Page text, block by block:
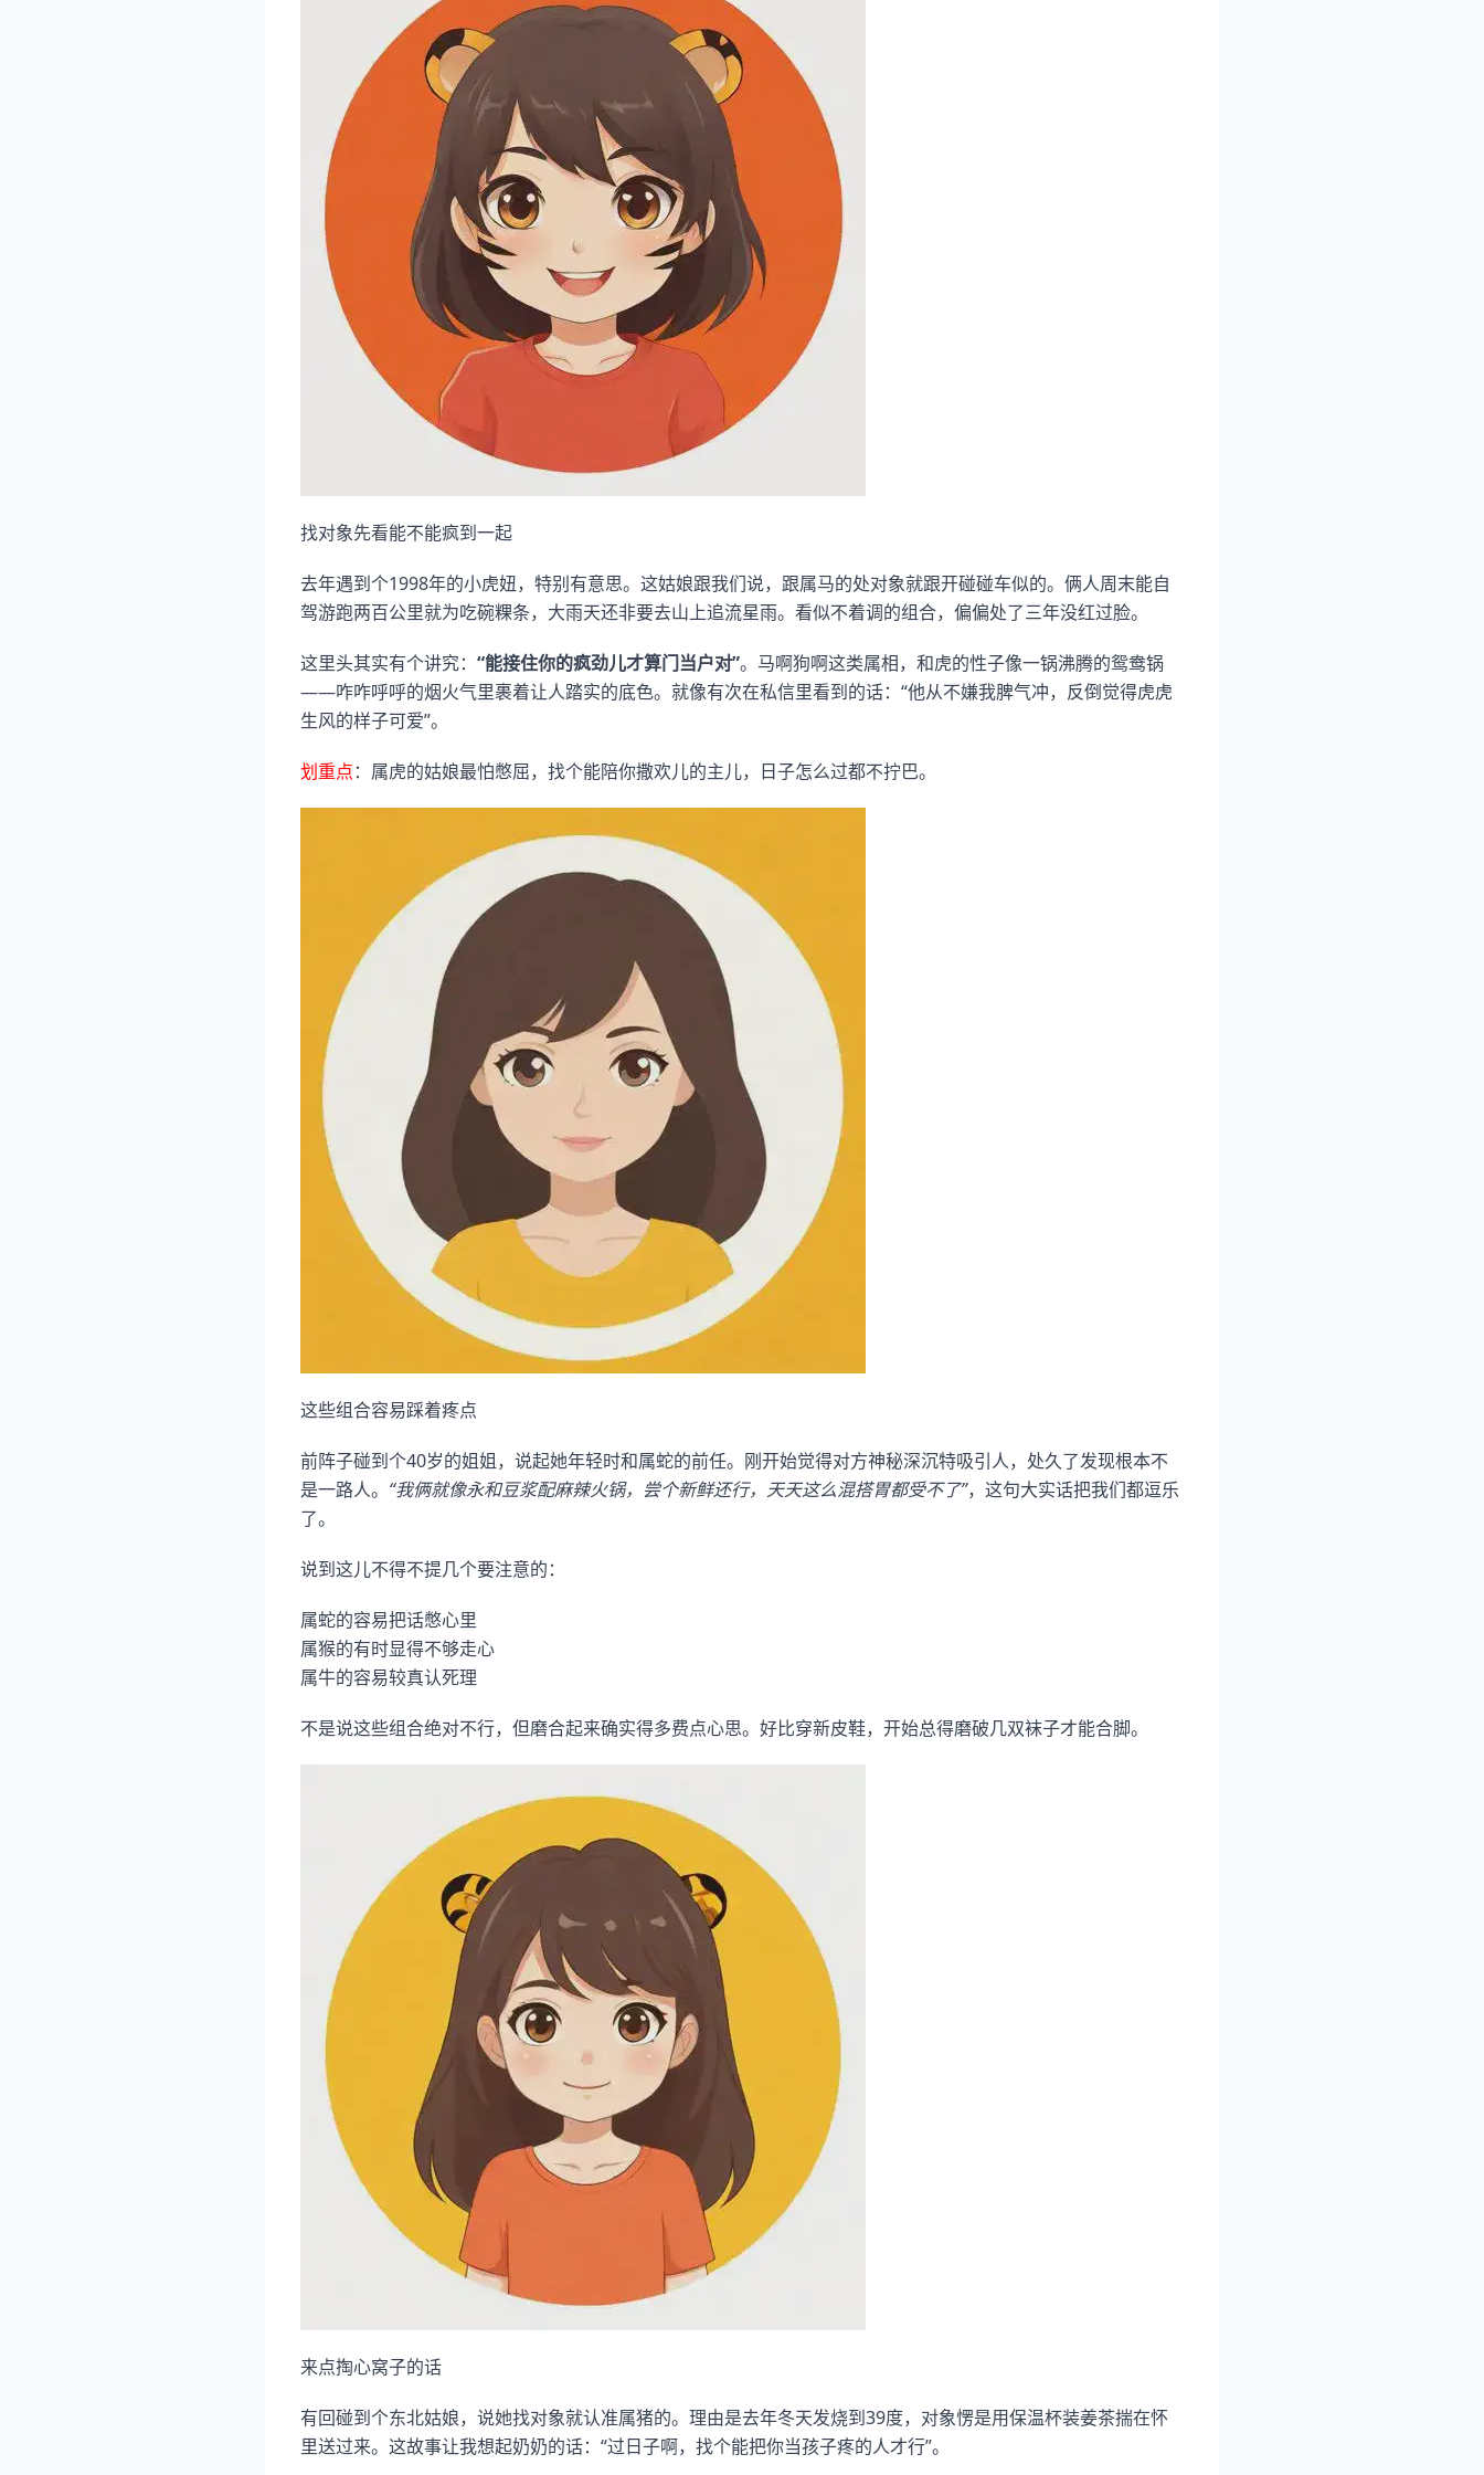
找对象先看能不能疯到一起
去年遇到个1998年的小虎妞，特别有意思。这姑娘跟我们说，跟属马的处对象就跟开碰碰车似的。俩人周末能自
驾游跑两百公里就为吃碗粿条，大雨天还非要去山上追流星雨。看似不着调的组合，偏偏处了三年没红过脸。
这里头其实有个讲究： “能接住你的疯劲儿才算门当户对”。马啊狗啊这类属相，和虎的性子像一锅沸腾的鸳鸯锅
——咋咋呼呼的烟火气里裹着让人踏实的底色。就像有次在私信里看到的话：“他从不嫌我脾气冲，反倒觉得虎虎
生风的样子可爱”。
划重点：属虎的姑娘最怕憋屈，找个能陪你撒欢儿的主儿，日子怎么过都不拧巴。
这些组合容易踩着疼点
前阵子碰到个40岁的姐姐，说起她年轻时和属蛇的前任。刚开始觉得对方神秘深沉特吸引人，处久了发现根本不
是一路人。 “我俩就像永和豆浆配麻辣火锅，尝个新鲜还行，天天这么混搭胃都受不了”，这句大实话把我们都逗乐
了。
说到这儿不得不提几个要注意的：
属蛇的容易把话憋心里
属猴的有时显得不够走心
属牛的容易较真认死理
不是说这些组合绝对不行，但磨合起来确实得多费点心思。好比穿新皮鞋，开始总得磨破几双袜子才能合脚。
来点掏心窝子的话
有回碰到个东北姑娘，说她找对象就认准属猪的。理由是去年冬天发烧到39度，对象愣是用保温杯装姜茶揣在怀
里送过来。这故事让我想起奶奶的话：“过日子啊，找个能把你当孩子疼的人才行”。